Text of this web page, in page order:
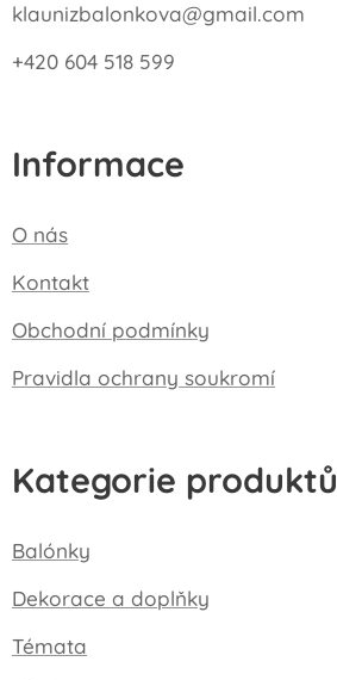
klaunizbalonkova@gmail.com
+420 604 518 599
Informace
O nás
Kontakt
Obchodní podmínky
Pravidla ochrany soukromí
Kategorie produktů
Balónky
Dekorace a doplňky
Témata